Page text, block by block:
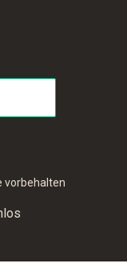
vorbehalten